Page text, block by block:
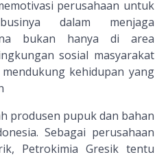
perusahaan untuk
dalam menjaga
bukan hanya di area
sosial masyarakat
kehidupan yang
produsen pupuk dan bahan
Sebagai perusahaan
Petrokimia Gresik tentu